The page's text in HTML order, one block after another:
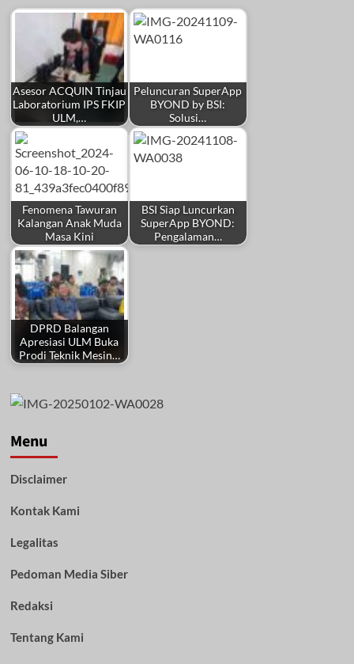
Asesor ACQUIN Tinjau
Laboratorium IPS FKIP
ULM,…
Peluncuran SuperApp
BYOND by BSI:
Solusi…
Fenomena Tawuran
Kalangan Anak Muda
Masa Kini
BSI Siap Luncurkan
SuperApp BYOND:
Pengalaman…
DPRD Balangan
Apresiasi ULM Buka
Prodi Teknik Mesin…
Menu
Disclaimer
Kontak Kami
Legalitas
Pedoman Media Siber
Redaksi
Tentang Kami